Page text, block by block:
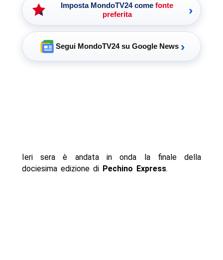
Imposta MondoTV24 come fonte
preferita
›
Segui MondoTV24 su Google News ›
Ieri sera è andata in onda la finale della
dociesima edizione di Pechino Express.